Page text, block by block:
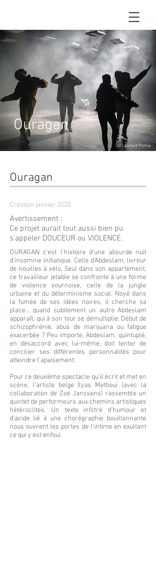
Ouragan
© Laurent Poma
Ouragan
Création janvier 2020
Avertissement :
Ce projet aurait tout aussi bien pu
s’appeler DOUCEUR ou VIOLENCE.
OURAGAN c’est l’histoire d’une absurde nuit
d’insomnie initiatique. Celle d’Abdeslam, livreur
de nouilles à vélo. Seul dans son appartement,
ce travailleur jetable se confronte à une forme
de violence sournoise, celle de la jungle
urbaine et du déterminisme social. Noyé dans
la fumée de ses idées noires, il cherche sa
place... quand subitement un autre Abdeslam
apparaît, qui à son tour se démultiplie. Début de
schizophrénie, abus de marijuana ou fatigue
exacerbée ? Peu importe. Abdeslam, quintuplé,
en désaccord avec lui-même, doit tenter de
concilier ses différentes personnalités pour
atteindre l’apaisement.
Pour ce deuxième spectacle qu’il écrit et met en
scène, l’artiste belge Ilyas Mettioui (avec la
collaboration de Zoé Janssens) rassemble un
quintet de performeurs aux chemins artistiques
hétéroclites. Un texte infiltré d’humour et
d’acide lié à une chorégraphie bouillonnante
nous ouvrent les portes de l’intime en exultant
ce qui y est enfoui.